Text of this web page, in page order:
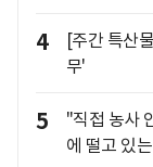
4
[주간 특산
무'
5
"직접 농사
에 떨고 있